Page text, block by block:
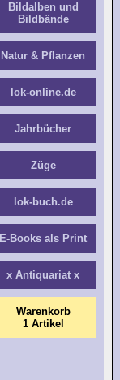
Bildalben und
Bildbände
Natur & Pflanzen
lok-online.de
Jahrbücher
Züge
lok-buch.de
E-Books als Print
x Antiquariat x
Warenkorb
1 Artikel